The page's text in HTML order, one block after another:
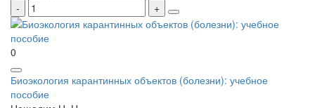
0
Биоэкология карантинных объектов (болезни): учебное
пособие